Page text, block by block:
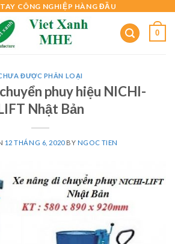
CÔNG NGHIỆP HÀNG ĐẦU
0
ĐƯỢC PHÂN LOẠI
phuy hiệu NICHI-
Nhật Bản
12 THÁNG 6, 2020BY NGOC TIEN